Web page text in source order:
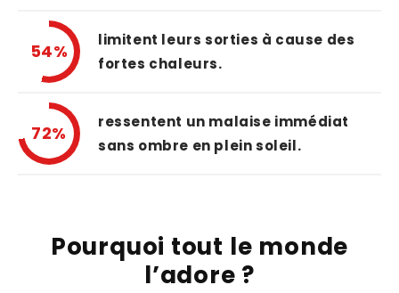
54%
limitent leurs sorties à cause des
fortes chaleurs.
72%
ressentent un malaise immédiat
sans ombre en plein soleil.
Pourquoi tout le monde
l’adore ?